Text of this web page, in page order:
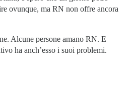
ovunque, ma RN non offre ancora
Alcune persone amano RN. E
ha anch’esso i suoi problemi.